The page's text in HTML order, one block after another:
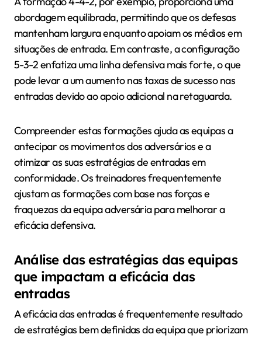
abordagem equilibrada, permitindo que os defesas
mantenham largura enquanto apoiam os médios em
situações de entrada. Em contraste, a configuração
5-3-2 enfatiza uma linha defensiva mais forte, o que
pode levar a um aumento nas taxas de sucesso nas
entradas devido ao apoio adicional na retaguarda.
Compreender estas formações ajuda as equipas a
antecipar os movimentos dos adversários e a
otimizar as suas estratégias de entradas em
conformidade. Os treinadores frequentemente
ajustam as formações com base nas forças e
fraquezas da equipa adversária para melhorar a
eficácia defensiva.
Análise das estratégias das equipas
que impactam a eficácia das
entradas
A eficácia das entradas é frequentemente resultado
de estratégias bem definidas da equipa que priorizam